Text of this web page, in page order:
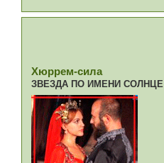
Хюррем-сила
ЗВЕЗДА ПО ИМЕНИ СОЛНЦЕ